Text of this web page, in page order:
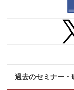
過去のセミナー・